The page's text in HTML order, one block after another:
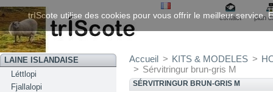
contact plan
LAINE ISLANDAISE
Léttlopi
Fjallalopi
Accueil > KITS & MODELES >
> Sérvitringur brun-gris M
SÉRVITRINGUR BRUN-GRIS M
trIScote utilise des cookies pour vous offrir le meilleur